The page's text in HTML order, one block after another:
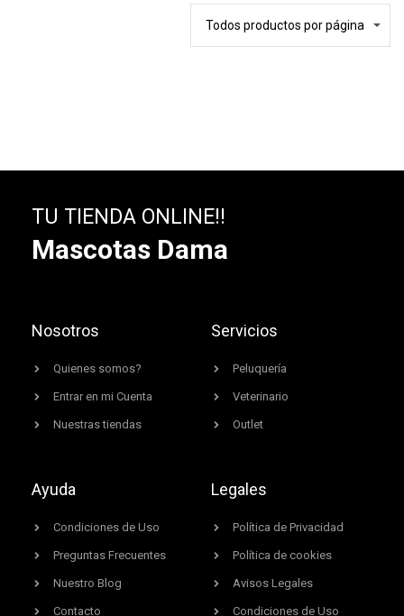
TU TIENDA ONLINE!!
Mascotas Dama
Nosotros
Quienes somos?
Entrar en mi Cuenta
Nuestras tiendas
Servicios
Peluquería
Veterinario
Outlet
Ayuda
Condiciones de Uso
Preguntas Frecuentes
Nuestro Blog
Contacto
Legales
Política de Privacidad
Política de cookies
Avisos Legales
Condiciones de Uso